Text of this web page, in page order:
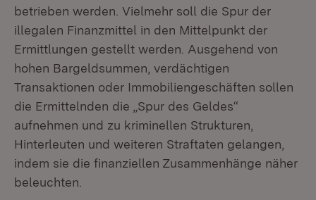
betrieben werden. Vielmehr soll die Spur der
illegalen Finanzmittel in den Mittelpunkt der
Ermittlungen gestellt werden. Ausgehend von
hohen Bargeldsummen, verdächtigen
Transaktionen oder Immobiliengeschäften sollen
die Ermittelnden die „Spur des Geldes“
aufnehmen und zu kriminellen Strukturen,
Hinterleuten und weiteren Straftaten gelangen,
indem sie die finanziellen Zusammenhänge näher
beleuchten.